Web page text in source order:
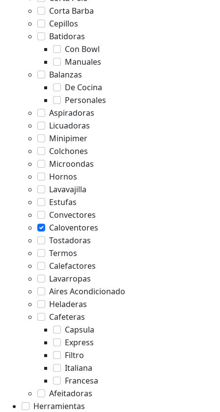
Corta Barba
Cepillos
Batidoras
Con Bowl
Manuales
Balanzas
De Cocina
Personales
Aspiradoras
Licuadoras
Minipimer
Colchones
Microondas
Hornos
Lavavajilla
Estufas
Convectores
Caloventores
Tostadoras
Termos
Calefactores
Lavarropas
Aires Acondicionado
Heladeras
Cafeteras
Capsula
Express
Filtro
Italiana
Francesa
Afeitadoras
Herramientas